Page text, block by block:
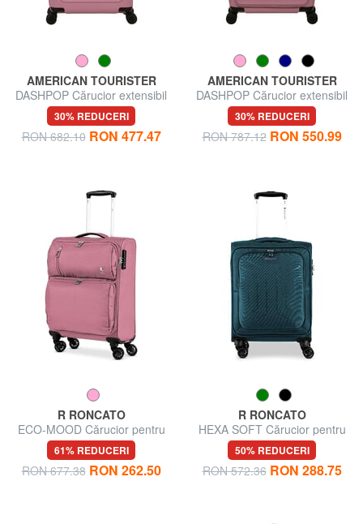
AMERICAN TOURISTER
DASHPOP Cărucior extensibil
pentru bagaje de mână
30% REDUCERI
RON 682.10 RON 477.47
AMERICAN TOURISTER
DASHPOP Cărucior extensibil
pentru bagaje de mână
30% REDUCERI
RON 787.12 RON 550.99
R RONCATO
ECO-MOOD Cărucior pentru
bagaje de mână
61% REDUCERI
RON 677.38 RON 262.50
R RONCATO
HEXA SOFT Cărucior pentru
bagaje de mână
50% REDUCERI
RON 572.36 RON 288.75